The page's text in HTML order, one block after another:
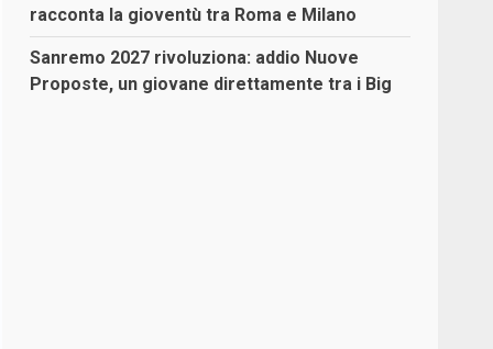
racconta la gioventù tra Roma e Milano
Sanremo 2027 rivoluziona: addio Nuove
Proposte, un giovane direttamente tra i Big